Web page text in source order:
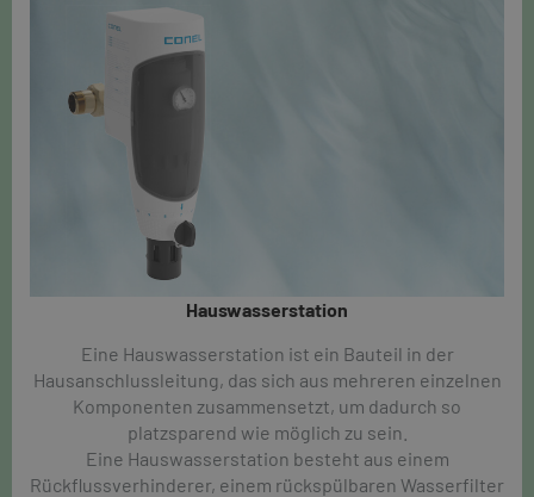
Hauswasserstation
Eine Hauswasserstation ist ein Bauteil in der
Hausanschlussleitung, das sich aus mehreren einzelnen
Komponenten zusammensetzt, um dadurch so
platzsparend wie möglich zu sein.
Eine Hauswasserstation besteht aus einem
Rückflussverhinderer, einem rückspülbaren Wasserfilter